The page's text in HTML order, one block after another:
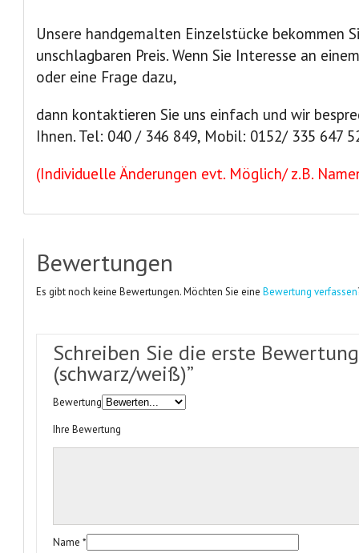
Unsere handgemalten Einzelstücke bekommen
unschlagbaren Preis. Wenn Sie Interesse an
oder eine Frage dazu,
dann kontaktieren Sie uns einfach und wir
Ihnen. Tel: 040 / 346 849, Mobil: 0152/ 335 647
(Individuelle Änderungen evt. Möglich/ z.B.
Bewertungen
Es gibt noch keine Bewertungen. Möchten Sie eineBewertung verfassen
Schreiben Sie die erste Bewertung
(schwarz/weiß)”
Bewertung
Ihre Bewertung
Name *